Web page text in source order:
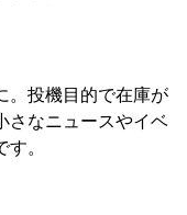
。投機目的で在庫が
さなニュースやイベ
。